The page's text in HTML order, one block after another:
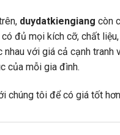
duydatkiengiang còn
có đủ mọi kích cỡ, chất
nhau với giá cả cạnh tranh
của mỗi gia đình.
chúng tôi để có giá tốt